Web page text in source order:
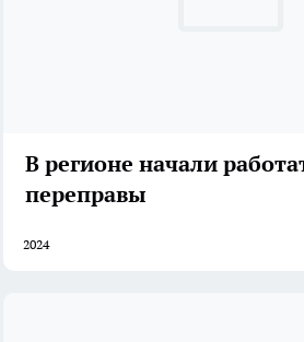
В регионе начали
переправы
2024